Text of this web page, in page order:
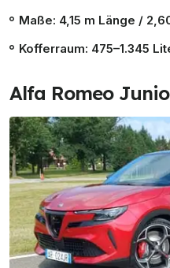
Maße: 4,15 m Länge /
Kofferraum: 475–1.345
Alfa Romeo